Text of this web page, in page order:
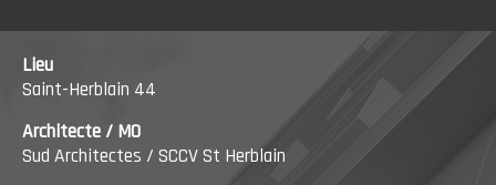
Lieu
Saint-Herblain 44
Architecte / MO
Sud Architectes / SCCV St Herblain